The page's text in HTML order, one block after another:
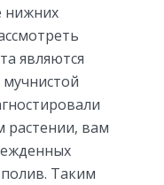
нижних
являются
растении, вам
Таким